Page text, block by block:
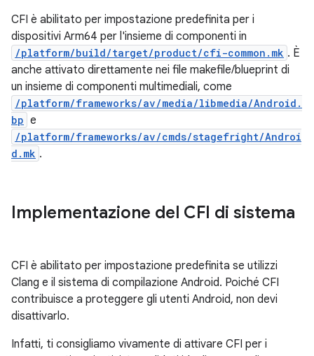
CFI è abilitato per impostazione predefinita per i
dispositivi Arm64 per l'insieme di componenti in
/platform/build/target/product/cfi-common.mk . È
anche attivato direttamente nei file makefile/blueprint di
un insieme di componenti multimediali, come
/platform/frameworks/av/media/libmedia/Android.
bp e
/platform/frameworks/av/cmds/stagefright/Androi
d.mk .
Implementazione del CFI di sistema
CFI è abilitato per impostazione predefinita se utilizzi
Clang e il sistema di compilazione Android. Poiché CFI
contribuisce a proteggere gli utenti Android, non devi
disattivarlo.
Infatti, ti consigliamo vivamente di attivare CFI per i